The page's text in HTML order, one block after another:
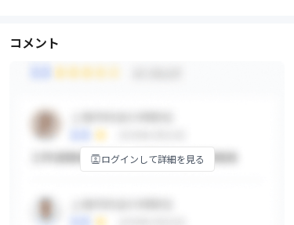
コメント
ログインして詳細を見る